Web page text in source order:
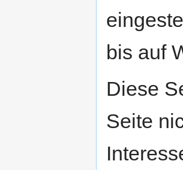
bis auf
Diese
Seite